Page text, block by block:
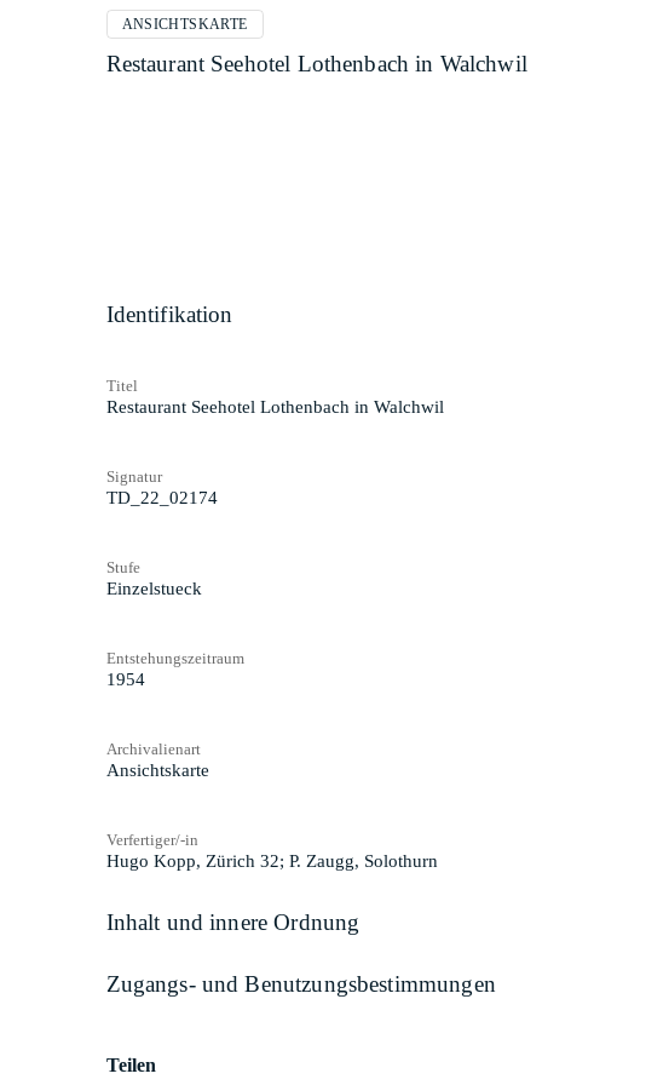
ANSICHTSKARTE
Restaurant Seehotel Lothenbach in Walchwil
Identifikation
Titel
Restaurant Seehotel Lothenbach in Walchwil
Signatur
TD_22_02174
Stufe
Einzelstueck
Entstehungszeitraum
1954
Archivalienart
Ansichtskarte
Verfertiger/-in
Hugo Kopp, Zürich 32; P. Zaugg, Solothurn
Inhalt und innere Ordnung
Zugangs- und Benutzungsbestimmungen
Teilen